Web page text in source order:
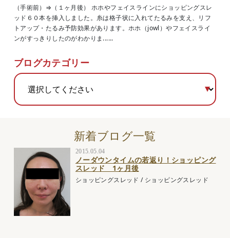
（手術前）⇒（１ヶ月後） ホホやフェイスラインにショッピングスレ
ッド６０本を挿入しました。糸は格子状に入れてたるみを支え、リフ
トアップ・たるみ予防効果があります。ホホ（jowl）やフェイスライ
ンがすっきりしたのがわかりま......
ブログカテゴリー
新着ブログ一覧
2015.05.04
ノーダウンタイムの若返り！ショッピング
スレッド 1ヶ月後
ショッピングスレッド / ショッピングスレッド